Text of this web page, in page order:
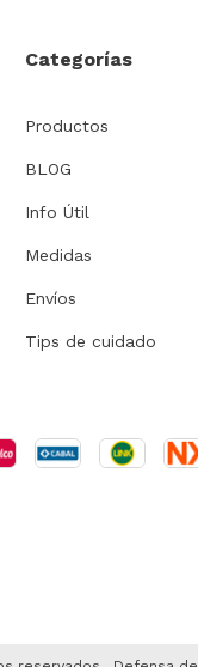
Categorías
Productos
BLOG
Info Útil
Medidas
Envíos
Tips de cuidado